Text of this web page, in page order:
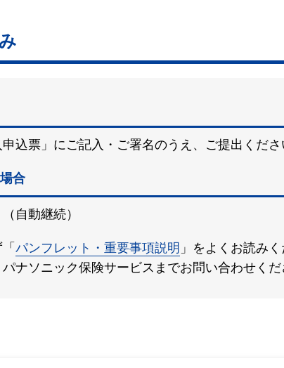
込票」にご記入・ご署名のうえ、ご提出くださ
合
自動継続）
パンフレット・重要事項説明 」をよくお読み
ナソニック保険サービスまでお問い合わせく